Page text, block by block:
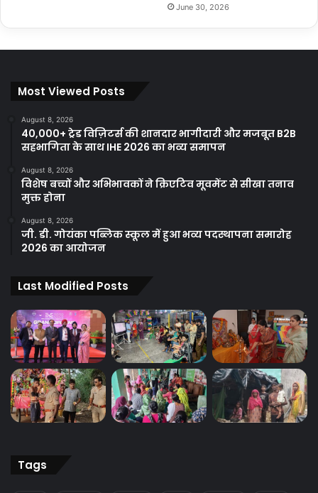
June 30, 2026
Most Viewed Posts
August 8, 2026
40,000+ ट्रेड विज़िटर्स की शानदार भागीदारी और मजबूत B2B
सहभागिता के साथ IHE 2026 का भव्य समापन
August 8, 2026
विशेष बच्चों और अभिभावकों ने क्रिएटिव मूवमेंट से सीखा तनाव
मुक्त होना
August 8, 2026
जी. डी. गोयंका पब्लिक स्कूल में हुआ भव्य पदस्थापना समारोह
2026 का आयोजन
Last Modified Posts
Tags